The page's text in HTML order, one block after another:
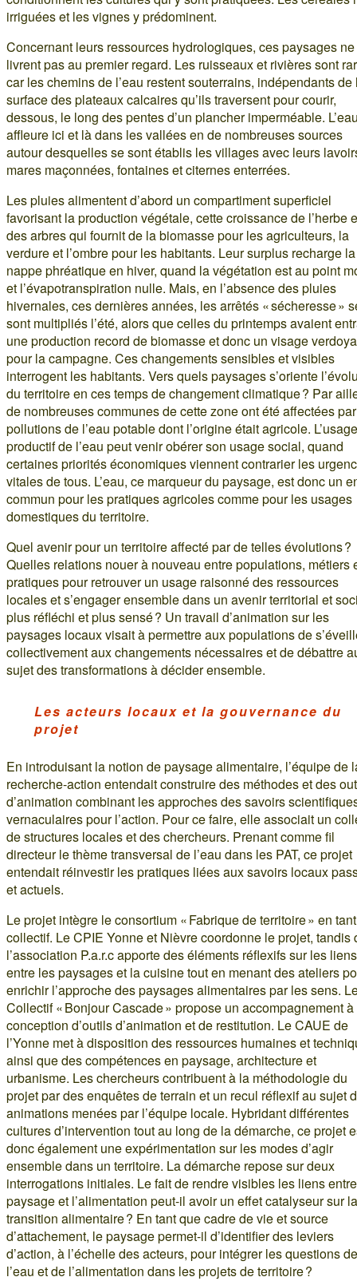
irriguées et les vignes y prédominent.
Concernant leurs ressources hydrologiques, ces paysages
livrent pas au premier regard. Les ruisseaux et rivières sont
car les chemins de l’eau restent souterrains, indépendants de
surface des plateaux calcaires qu’ils traversent pour courir,
dessous, le long des pentes d’un plancher imperméable.
affleure ici et là dans les vallées en de nombreuses sources
autour desquelles se sont établis les villages avec leurs
mares maçonnées, fontaines et citernes enterrées.
Les pluies alimentent d’abord un compartiment superficiel
favorisant la production végétale, cette croissance de l’herbe
des arbres qui fournit de la biomasse pour les agriculteurs, la
verdure et l’ombre pour les habitants. Leur surplus recharge la
nappe phréatique en hiver, quand la végétation est au point
et l’évapotranspiration nulle. Mais, en l’absence des pluies
hivernales, ces dernières années, les arrêtés « sécheresse »
sont multipliés l’été, alors que celles du printemps avaient
une production record de biomasse et donc un visage
pour la campagne. Ces changements sensibles et visibles
interrogent les habitants. Vers quels paysages s’oriente
du territoire en ces temps de changement climatique ? Par
de nombreuses communes de cette zone ont été affectées
pollutions de l’eau potable dont l’origine était agricole. L’usage
productif de l’eau peut venir obérer son usage social, quand
certaines priorités économiques viennent contrarier les
vitales de tous. L’eau, ce marqueur du paysage, est donc un
commun pour les pratiques agricoles comme pour les usages
domestiques du territoire.
Quel avenir pour un territoire affecté par de telles évolutions ?
Quelles relations nouer à nouveau entre populations, métiers
pratiques pour retrouver un usage raisonné des ressources
locales et s’engager ensemble dans un avenir territorial et
plus réfléchi et plus sensé ? Un travail d’animation sur les
paysages locaux visait à permettre aux populations de
collectivement aux changements nécessaires et de débattre
sujet des transformations à décider ensemble.
Les acteurs locaux et la gouvernance du
projet
En introduisant la notion de paysage alimentaire, l’équipe de
recherche-action entendait construire des méthodes et des
d’animation combinant les approches des savoirs
vernaculaires pour l’action. Pour ce faire, elle associait un
de structures locales et des chercheurs. Prenant comme fil
directeur le thème transversal de l’eau dans les PAT, ce projet
entendait réinvestir les pratiques liées aux savoirs locaux
et actuels.
Le projet intègre le consortium « Fabrique de territoire » en
collectif. Le CPIE Yonne et Nièvre coordonne le projet, tandis
l’association P.a.r.c apporte des éléments réflexifs sur les liens
entre les paysages et la cuisine tout en menant des ateliers
enrichir l’approche des paysages alimentaires par les sens.
Collectif « Bonjour Cascade » propose un accompagnement
conception d’outils d’animation et de restitution. Le CAUE de
l’Yonne met à disposition des ressources humaines et
ainsi que des compétences en paysage, architecture et
urbanisme. Les chercheurs contribuent à la méthodologie du
projet par des enquêtes de terrain et un recul réflexif au sujet
animations menées par l’équipe locale. Hybridant différentes
cultures d’intervention tout au long de la démarche, ce projet
donc également une expérimentation sur les modes d’agir
ensemble dans un territoire. La démarche repose sur deux
interrogations initiales. Le fait de rendre visibles les liens
paysage et l’alimentation peut-il avoir un effet catalyseur sur la
transition alimentaire ? En tant que cadre de vie et source
d’attachement, le paysage permet-il d’identifier des leviers
d’action, à l’échelle des acteurs, pour intégrer les questions de
l’eau et de l’alimentation dans les projets de territoire ?